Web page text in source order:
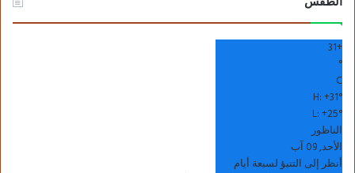
+
31
°
C
H:+31°
L:+25°
الناظور
الأحد, 09 آب
أنظر إلى التنبؤ لسبعة أيام